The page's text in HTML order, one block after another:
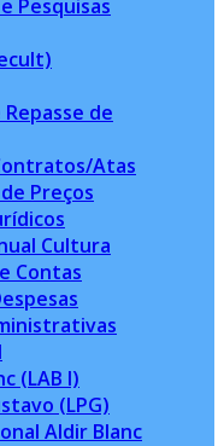
Pesquisas
de
Atas
Preços
Cultura
Contas
(LAB I)
(LPG)
Aldir Blanc